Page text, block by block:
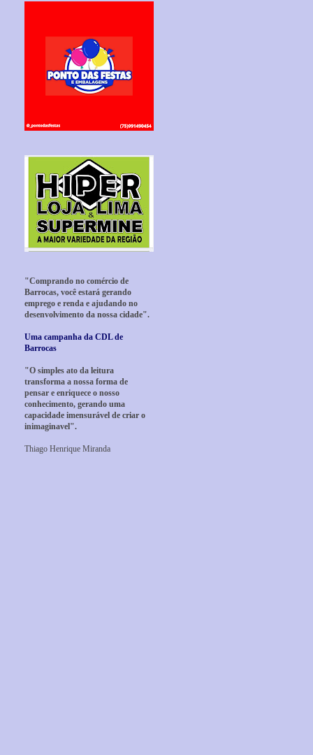
"Comprando no comércio de
Barrocas, você estará gerando
emprego e renda e ajudando no
desenvolvimento da nossa cidade".
Uma campanha da CDL de
Barrocas
"O simples ato da leitura
transforma a nossa forma de
pensar e enriquece o nosso
conhecimento, gerando uma
capacidade imensurável de criar o
inimaginavel".
Thiago Henrique Miranda